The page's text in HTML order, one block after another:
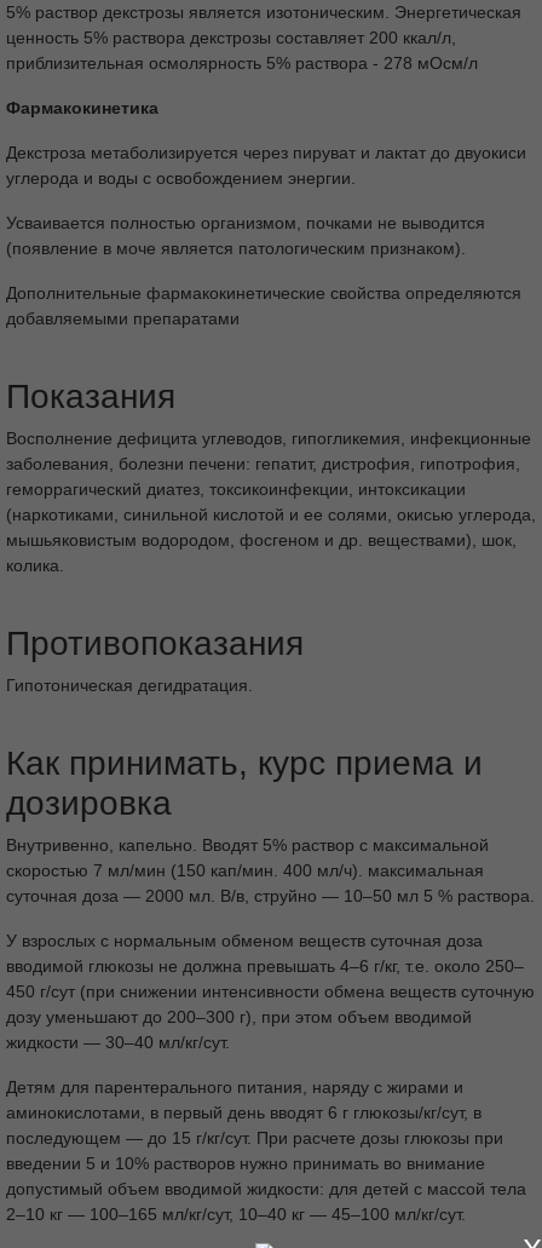
5% раствор декстрозы является изотоническим. Энергетическая
ценность 5% раствора декстрозы составляет 200 ккал/л,
приблизительная осмолярность 5% раствора - 278 мОсм/л
Фармакокинетика
Декстроза метаболизируется через пируват и лактат до двуокиси
углерода и воды с освобождением энергии.
Усваивается полностью организмом, почками не выводится
(появление в моче является патологическим признаком).
Дополнительные фармакокинетические свойства определяются
добавляемыми препаратами
Показания
Восполнение дефицита углеводов, гипогликемия, инфекционные
заболевания, болезни печени: гепатит, дистрофия, гипотрофия,
геморрагический диатез, токсикоинфекции, интоксикации
(наркотиками, синильной кислотой и ее солями, окисью углерода,
мышьяковистым водородом, фосгеном и др. веществами), шок,
колика.
Противопоказания
Гипотоническая дегидратация.
Как принимать, курс приема и
дозировка
Внутривенно, капельно. Вводят 5% раствор с максимальной
скоростью 7 мл/мин (150 кап/мин. 400 мл/ч). максимальная
суточная доза — 2000 мл. В/в, струйно — 10–50 мл 5 % раствора.
У взрослых с нормальным обменом веществ суточная доза
вводимой глюкозы не должна превышать 4–6 г/кг, т.е. около 250–
450 г/сут (при снижении интенсивности обмена веществ суточную
дозу уменьшают до 200–300 г), при этом объем вводимой
жидкости — 30–40 мл/кг/сут.
Детям для парентерального питания, наряду с жирами и
аминокислотами, в первый день вводят 6 г глюкозы/кг/сут, в
последующем — до 15 г/кг/сут. При расчете дозы глюкозы при
введении 5 и 10% растворов нужно принимать во внимание
допустимый объем вводимой жидкости: для детей с массой тела
2–10 кг — 100–165 мл/кг/сут, 10–40 кг — 45–100 мл/кг/сут.